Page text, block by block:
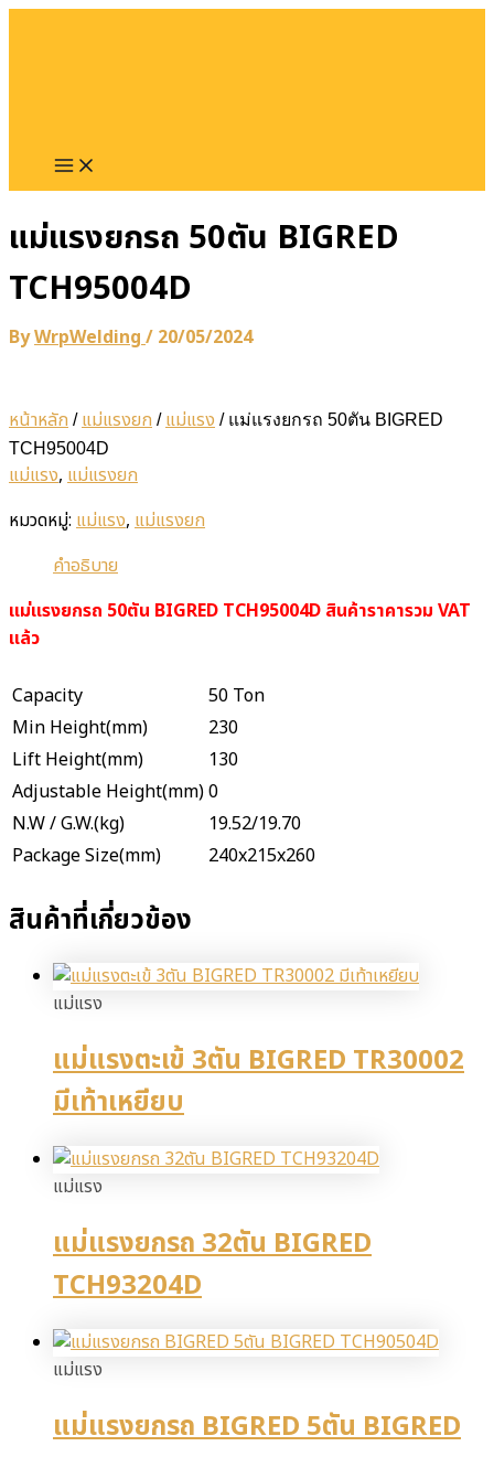
Skip Main
ค้
แม่แรงยกรถ 50ตัน BIGRED
TCH95004D
ByWrpWelding / 20/05/2024
หน้าหลัก / แม่แรงยก / แม่แรง / แม่แรงยกรถ 50ตัน BIGRED
TCH95004D
แม่แรง, แม่แรงยก
หมวดหมู่: แม่แรง, แม่แรงยก
คำอธิบาย
แม่แรงยกรถ 50ตัน BIGRED TCH95004D สินค้าราคารวม VAT
แล้ว
Capacity
50 Ton
Min Height(mm)
230
Lift Height(mm)
130
Adjustable Height(mm)0
N.W / G.W.(kg)
19.52/19.70
Package Size(mm)
240x215x260
สินค้าที่เกี่ยวข้อง
แม่แรง
แม่แรงตะเข้ 3ตัน BIGRED TR30002
มีเท้าเหยียบ
แม่แรง
แม่แรงยกรถ 32ตัน BIGRED
TCH93204D
แม่แรง
แม่แรงยกรถ BIGRED 5ตัน BIGRED